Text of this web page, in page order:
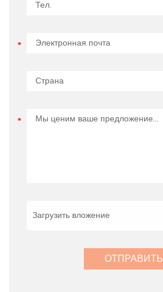
Загрузить вложение